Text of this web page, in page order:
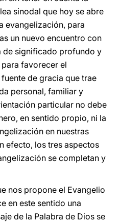
sinodal que hoy se abre
evangelización, para
un nuevo encuentro con
de significado profundo y
favorecer el
de gracia que trae
personal, familiar y
particular no debe
en sentido propio, ni la
en nuestras
efecto, los tres aspectos
se completan y
nos propone el Evangelio
en este sentido una
de la Palabra de Dios se